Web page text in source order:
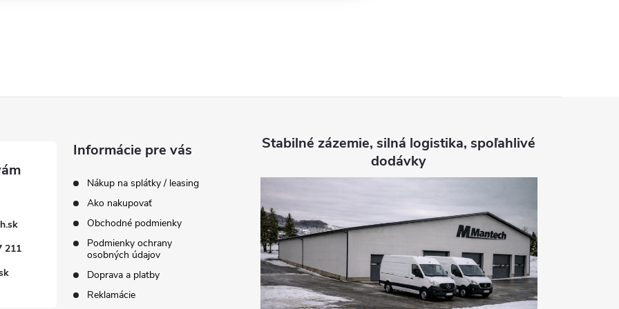
211
Informácie pre vás
Nákup na splátky / leasing
Ako nakupovať
Obchodné podmienky
Podmienky ochrany
osobných údajov
Doprava a platby
Reklamácie
Stabilné zázemie, silná logistika, spoľahlivé
dodávky